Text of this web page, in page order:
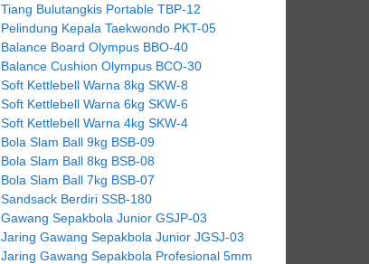
Tiang Bulutangkis Portable TBP-12
Pelindung Kepala Taekwondo PKT-05
Balance Board Olympus BBO-40
Balance Cushion Olympus BCO-30
Soft Kettlebell Warna 8kg SKW-8
Soft Kettlebell Warna 6kg SKW-6
Soft Kettlebell Warna 4kg SKW-4
Bola Slam Ball 9kg BSB-09
Bola Slam Ball 8kg BSB-08
Bola Slam Ball 7kg BSB-07
Sandsack Berdiri SSB-180
Gawang Sepakbola Junior GSJP-03
Jaring Gawang Sepakbola Junior JGSJ-03
Jaring Gawang Sepakbola Profesional 5mm